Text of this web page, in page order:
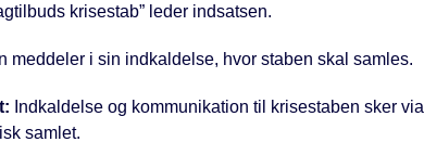
krisestab” leder indsatsen.
meddeler i sin indkaldelse, hvor staben skal samles.
Indkaldelse og kommunikation til krisestaben sker via
samlet.